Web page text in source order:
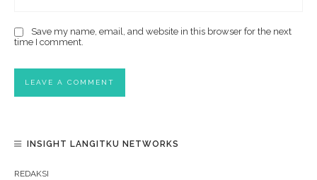
Save my name, email, and website in this browser for the next
time I comment.
INSIGHT LANGITKU NETWORKS
REDAKSI